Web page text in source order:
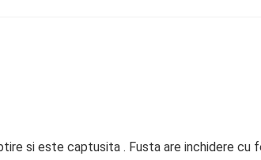
si este captusita . Fusta are inchidere cu